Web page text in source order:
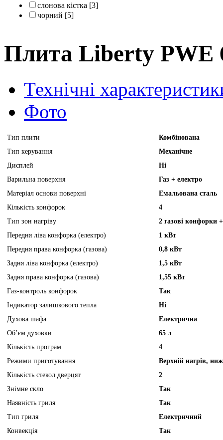
слонова кістка [3]
чорний [5]
Плита Liberty PWE
Технічні
Фото
Тип плити
Комбінована
Тип керування
Механічне
Дисплей
Ні
Варильна поверхня
Газ + електро
Матеріал основи поверхні
Емальована сталь
Кількість конфорок
4
Тип зон нагріву
2 газові конфорки
Передня ліва конфорка (електро)
1 кВт
Передня права конфорка (газова)
0,8 кВт
Задня ліва конфорка (електро)
1,5 кВт
Задня права конфорка (газова)
1,55 кВт
Газ-контроль конфорок
Так
Індикатор залишкового тепла
Ні
Духова шафа
Електрична
Об’єм духовки
65 л
Кількість програм
4
Режими приготування
Верхній нагрів,
Кількість стекол дверцят
2
Знімне скло
Так
Наявність гриля
Так
Тип гриля
Електричний
Конвекція
Так